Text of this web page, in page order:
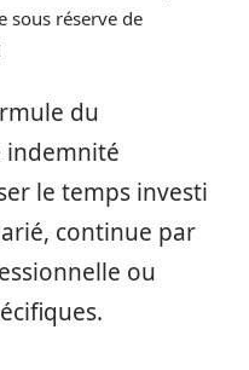
sous réserve de
du
indemnité
le temps investi
continue par
ou